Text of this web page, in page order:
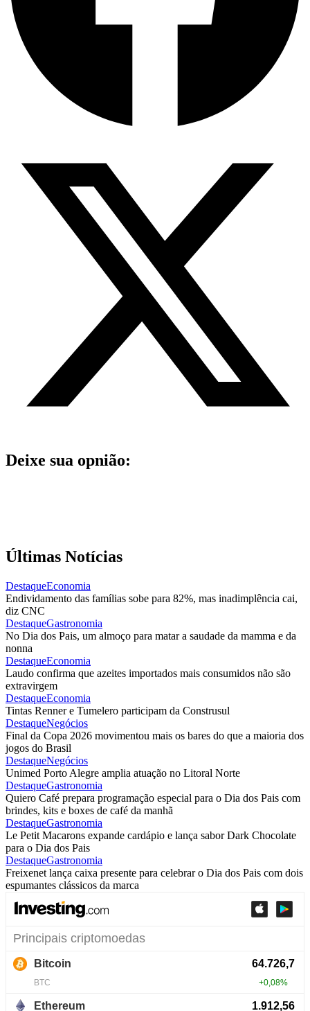
Deixe sua opnião:
Últimas Notícias
DestaqueEconomia
Endividamento das famílias sobe para 82%, mas inadimplência cai,
diz CNC
DestaqueGastronomia
No Dia dos Pais, um almoço para matar a saudade da mamma e da
nonna
DestaqueEconomia
Laudo confirma que azeites importados mais consumidos não são
extravirgem
DestaqueEconomia
Tintas Renner e Tumelero participam da Construsul
DestaqueNegócios
Final da Copa 2026 movimentou mais os bares do que a maioria dos
jogos do Brasil
DestaqueNegócios
Unimed Porto Alegre amplia atuação no Litoral Norte
DestaqueGastronomia
Quiero Café prepara programação especial para o Dia dos Pais com
brindes, kits e boxes de café da manhã
DestaqueGastronomia
Le Petit Macarons expande cardápio e lança sabor Dark Chocolate
para o Dia dos Pais
DestaqueGastronomia
Freixenet lança caixa presente para celebrar o Dia dos Pais com dois
espumantes clássicos da marca